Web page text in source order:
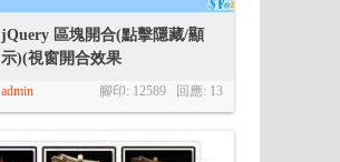
jQuery 區塊開合(點擊隱藏/顯
示)(視窗開合效果
腳印: 12589 回應: 13
admin